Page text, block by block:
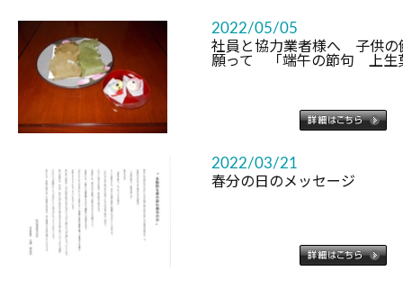
2022/05/05
社員と協力業者様へ 子供の
願って 「端午の節句 上
2022/03/21
春分の日のメッセージ